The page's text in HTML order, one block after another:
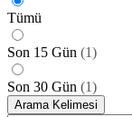
Tümü
Son 15 Gün (1)
Son 30 Gün (1)
Arama Kelimesi